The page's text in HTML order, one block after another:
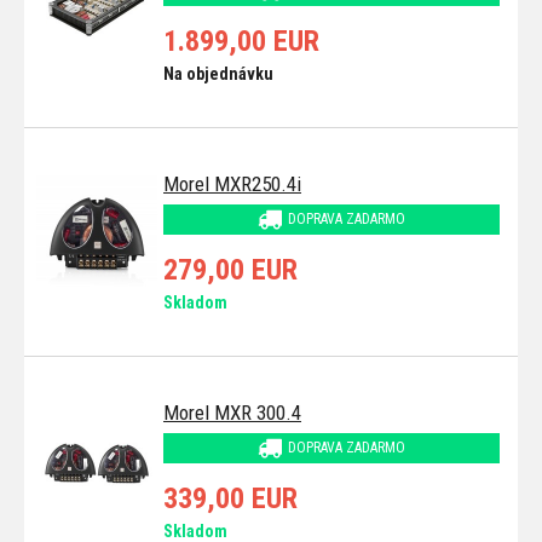
1.899,00 EUR
Na objednávku
Morel MXR250.4i
DOPRAVA ZADARMO
279,00 EUR
Skladom
Morel MXR 300.4
DOPRAVA ZADARMO
339,00 EUR
Skladom